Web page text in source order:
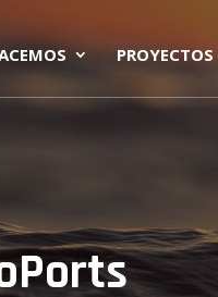
PROYECTOS